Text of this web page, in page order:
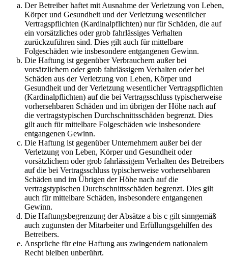
Der Betreiber haftet mit Ausnahme der Verletzung von Leben,
Körper und Gesundheit und der Verletzung wesentlicher
Vertragspflichten (Kardinalpflichten) nur für Schäden, die auf
ein vorsätzliches oder grob fahrlässiges Verhalten
zurückzuführen sind. Dies gilt auch für mittelbare
Folgeschäden wie insbesondere entgangenen Gewinn.
Die Haftung ist gegenüber Verbrauchern außer bei
vorsätzlichem oder grob fahrlässigem Verhalten oder bei
Schäden aus der Verletzung von Leben, Körper und
Gesundheit und der Verletzung wesentlicher Vertragspflichten
(Kardinalpflichten) auf die bei Vertragsschluss typischerweise
vorhersehbaren Schäden und im übrigen der Höhe nach auf
die vertragstypischen Durchschnittsschäden begrenzt. Dies
gilt auch für mittelbare Folgeschäden wie insbesondere
entgangenen Gewinn.
Die Haftung ist gegenüber Unternehmern außer bei der
Verletzung von Leben, Körper und Gesundheit oder
vorsätzlichem oder grob fahrlässigem Verhalten des Betreibers
auf die bei Vertragsschluss typischerweise vorhersehbaren
Schäden und im Übrigen der Höhe nach auf die
vertragstypischen Durchschnittsschäden begrenzt. Dies gilt
auch für mittelbare Schäden, insbesondere entgangenen
Gewinn.
Die Haftungsbegrenzung der Absätze a bis c gilt sinngemäß
auch zugunsten der Mitarbeiter und Erfüllungsgehilfen des
Betreibers.
Ansprüche für eine Haftung aus zwingendem nationalem
Recht bleiben unberührt.